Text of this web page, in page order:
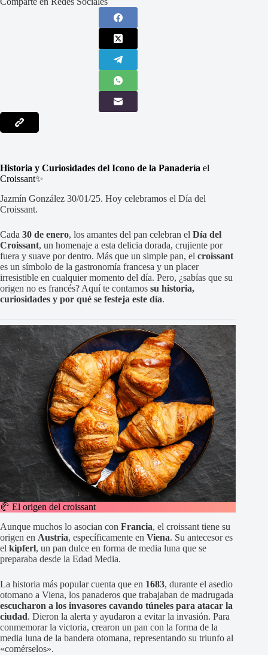
Historia y Curiosidades del Icono de la Panadería el
Croissant✨
Jazmín González 30/01/25. Hoy celebramos el Día del
Croissant.
Cada 30 de enero, los amantes del pan celebran el Día del
Croissant, un homenaje a esta delicia dorada, crujiente por
fuera y suave por dentro. Más que un simple pan, el croissant
es un símbolo de la gastronomía francesa y un placer
irresistible en cualquier momento del día. Pero, ¿sabías que su
origen no es francés? Aquí te contamos su historia,
curiosidades y por qué se festeja este día.
🥐 El origen del croissant
Aunque muchos lo asocian con Francia, el croissant tiene su
origen en Austria, específicamente en Viena. Su antecesor es
el kipferl, un pan dulce en forma de media luna que se
preparaba desde la Edad Media.
La historia más popular cuenta que en 1683, durante el asedio
otomano a Viena, los panaderos que trabajaban de madrugada
escucharon a los invasores cavando túneles para atacar la
ciudad. Dieron la alerta y ayudaron a evitar la invasión. Para
conmemorar la victoria, crearon un pan con la forma de la
media luna de la bandera otomana, representando su triunfo al
«comérselos».